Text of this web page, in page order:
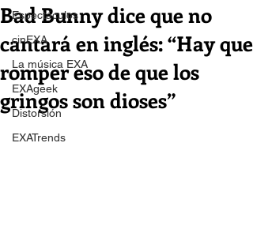
Espectáculos
cinEXA
La música EXA
EXAgeek
Distorsión
EXATrends
Bad Bunny dice que no
cantará en inglés: “Hay que
romper eso de que los
gringos son dioses”